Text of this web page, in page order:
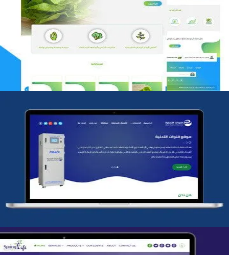
مؤسسة رتيل الخرج الزراعية
التفاصيل
شركة قنوات التحليه
التفاصيل